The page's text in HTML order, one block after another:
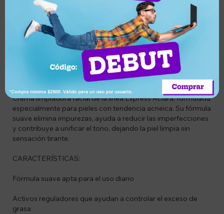
Descripción
Crema limpiadora facial de la línea Express Aclara, formulada
especialmente para pieles con tendencia acneica. Su fórmula
suave elimina impurezas, ayuda a reducir las imperfecciones
y contribuye a unificar el tono, dejando la piel limpia sin
sensación tirante.
CARACTERÍSTICAS:
Fórmula suave apta para el uso diario
Activos reguladores que ayudan a controlar el exceso de
grasa